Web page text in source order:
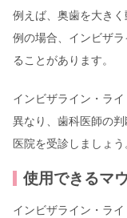
例えば、奥歯を大き
例の場合、インビザ
ることがあります。
インビザライン・ラ
異なり、歯科医師の
医院を受診しましょう
使用できるマ
インビザライン・ラ